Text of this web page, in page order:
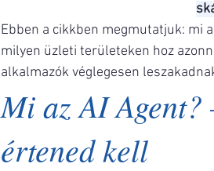
Ebben a cikkben megmutatjuk: mi
milyen üzleti területeken hoz
alkalmazók véglegesen
Mi az AI
értened kell